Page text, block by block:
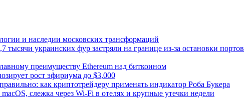
и наследии московских трансформаций
тысячи украинских фур застряли на границе из-за остановки портов
преимуществу Ethereum над биткоином
рост эфириума до $3,000
как криптотрейдеру применять индикатор Роба Букера
слежка через Wi-Fi в отелях и крупные утечки недели